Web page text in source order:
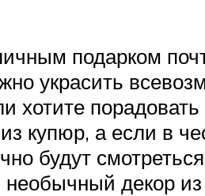
подарком
украсить
хотите
купюр, а если в
будут
необычный декор